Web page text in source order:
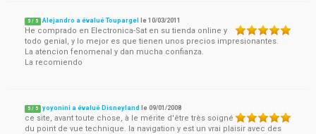
5 / 5 Alejandro a évalué Toupargel le10/03/2011
He comprado en Electronica-Sat en su tienda online y
todo genial, y lo mejor es que tienen unos precios impresionantes.
La atencion fenomenal y dan mucha confianza.
La recomiendo
5 / 5 yoyonini a évalué Disneyland le09/01/2008
ce site, avant toute chose, à le mérite d'être très soigné
du point de vue technique. la navigation y est un vrai plaisir avec des